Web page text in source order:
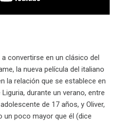
convertirse en un clásico del
la nueva película del italiano
la relación que se establece en
durante un verano, entre
de 17 años, y Oliver,
un poco mayor que él (dice